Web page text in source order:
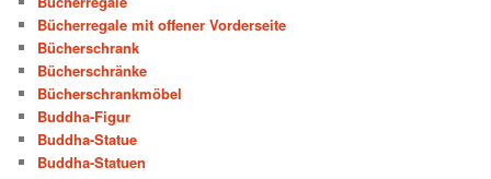
Bücherregale mit offener Vorderseite
Bücherschrank
Bücherschränke
Bücherschrankmöbel
Buddha-Figur
Buddha-Statue
Buddha-Statuen